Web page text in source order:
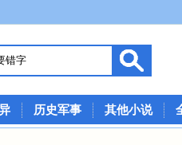
历史军事 其他小说